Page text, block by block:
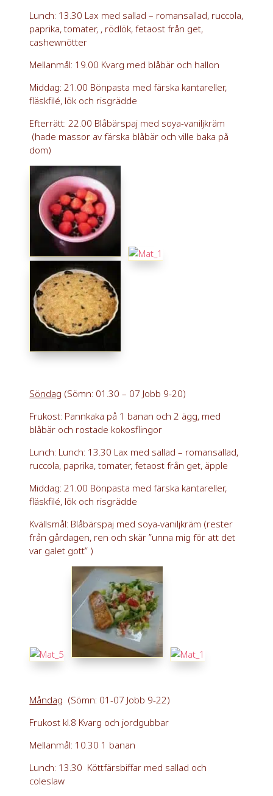
Lunch: 13.30 Lax med sallad – romansallad, ruccola,
paprika, tomater, , rödlök, fetaost från get,
cashewnötter
Mellanmål: 19.00 Kvarg med blåbär och hallon
Middag: 21.00 Bönpasta med färska kantareller,
fläskfilé, lök och risgrädde
Efterrätt: 22.00 Blåbärspaj med soya-vaniljkräm
(hade massor av färska blåbär och ville baka på
dom)
Söndag (Sömn: 01.30 – 07 Jobb 9-20)
Frukost: Pannkaka på 1 banan och 2 ägg, med
blåbär och rostade kokosflingor
Lunch: Lunch: 13.30 Lax med sallad – romansallad,
ruccola, paprika, tomater, fetaost från get, äpple
Middag: 21.00 Bönpasta med färska kantareller,
fläskfilé, lök och risgrädde
Kvällsmål: Blåbärspaj med soya-vaniljkräm (rester
från gårdagen, ren och skär ”unna mig för att det
var galet gott” )
Måndag (Sömn: 01-07 Jobb 9-22)
Frukost kl.8 Kvarg och jordgubbar
Mellanmål: 10.30 1 banan
Lunch: 13.30 Köttfärsbiffar med sallad och
coleslaw